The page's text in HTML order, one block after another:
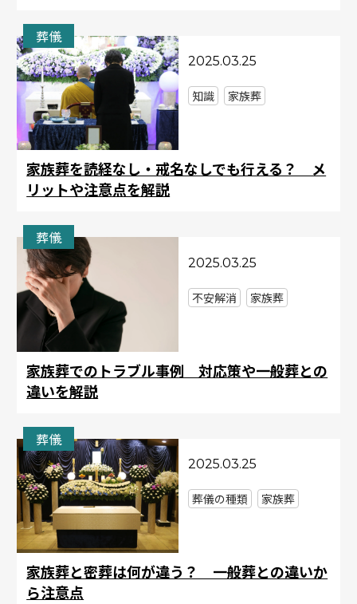
葬儀
2025.03.25
家族葬を読経なし・戒名なしでも行える？ メ
リットや注意点を解説
知識 家族葬
葬儀
2025.03.25
家族葬でのトラブル事例 対応策や一般葬との
違いを解説
不安解消 家族葬
葬儀
2025.03.25
家族葬と密葬は何が違う？ 一般葬との違いか
ら注意点
葬儀の種類 家族葬